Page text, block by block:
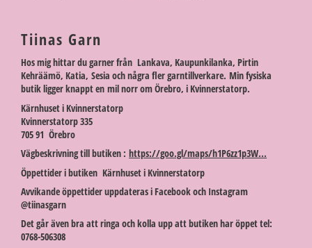
Tiinas Garn
Hos mig hittar du garner från Lankava, Kaupunkilanka, Pirtin
Kehräämö, Katia, Sesia och några fler garntillverkare. Min fysiska
butik ligger knappt en mil norr om Örebro, i Kvinnerstatorp.
Kärnhuset i Kvinnerstatorp
Kvinnerstatorp 335
705 91 Örebro
Vägbeskrivning till butiken : https://goo.gl/maps/h1P6zz1p3W...
Öppettider i butiken Kärnhuset i Kvinnerstatorp
Avvikande öppettider uppdateras i Facebook och Instagram
@tiinasgarn
Det går även bra att ringa och kolla upp att butiken har öppet tel:
0768-506308